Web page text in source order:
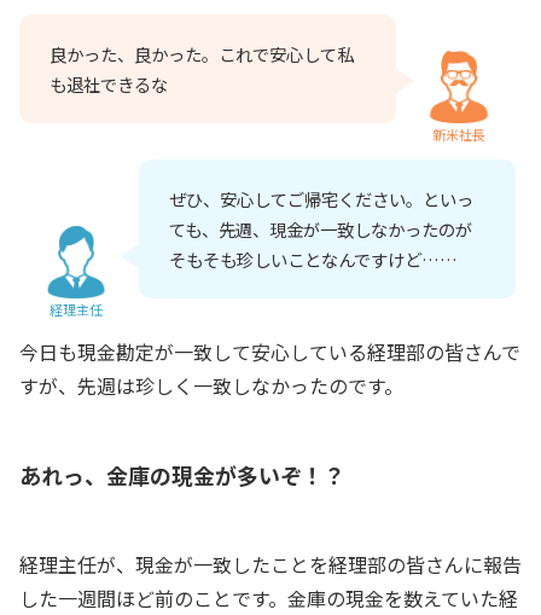
良かった、良かった。これで安心して私
も退社できるな
新米社長
経理主任
ぜひ、安心してご帰宅ください。といっ
ても、先週、現金が一致しなかったのが
そもそも珍しいことなんですけど……
今日も現金勘定が一致して安心している経理部の皆さんで
すが、先週は珍しく一致しなかったのです。
あれっ、金庫の現金が多いぞ！？
経理主任が、現金が一致したことを経理部の皆さんに報告
した一週間ほど前のことです。金庫の現金を数えていた経